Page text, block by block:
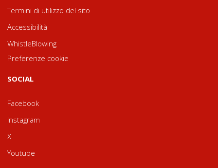
Termini di utilizzo del sito
Accessibilità
WhistleBlowing
Preferenze cookie
SOCIAL
Facebook
Instagram
X
Youtube